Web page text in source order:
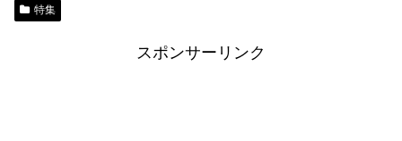
特集
スポンサーリンク